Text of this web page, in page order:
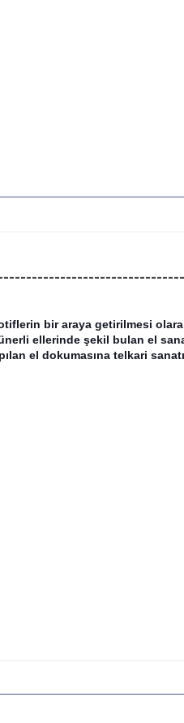
bir araya getirilmesi
ellerinde şekil bulan el
el dokumasına telkari